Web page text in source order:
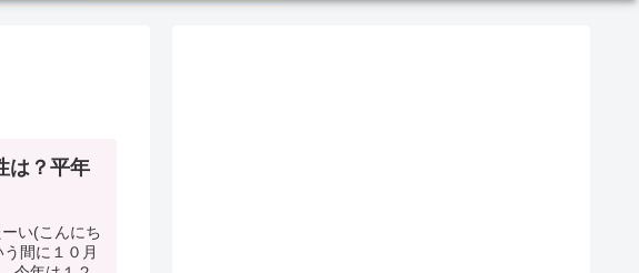
は？平年
い(こんにち
間に１０月